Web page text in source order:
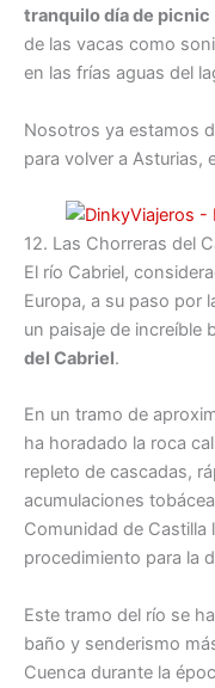
tranquilo día de picnic
de las vacas como
en las frías aguas del
Nosotros ya estamos
para volver a Asturias,
12. Las Chorreras del
El río Cabriel,
Europa, a su paso por
un paisaje de increíble
del Cabriel.
En un tramo de
ha horadado la roca
repleto de cascadas,
acumulaciones
Comunidad de Castilla
procedimiento para la
Este tramo del río se
baño y senderismo
Cuenca durante la